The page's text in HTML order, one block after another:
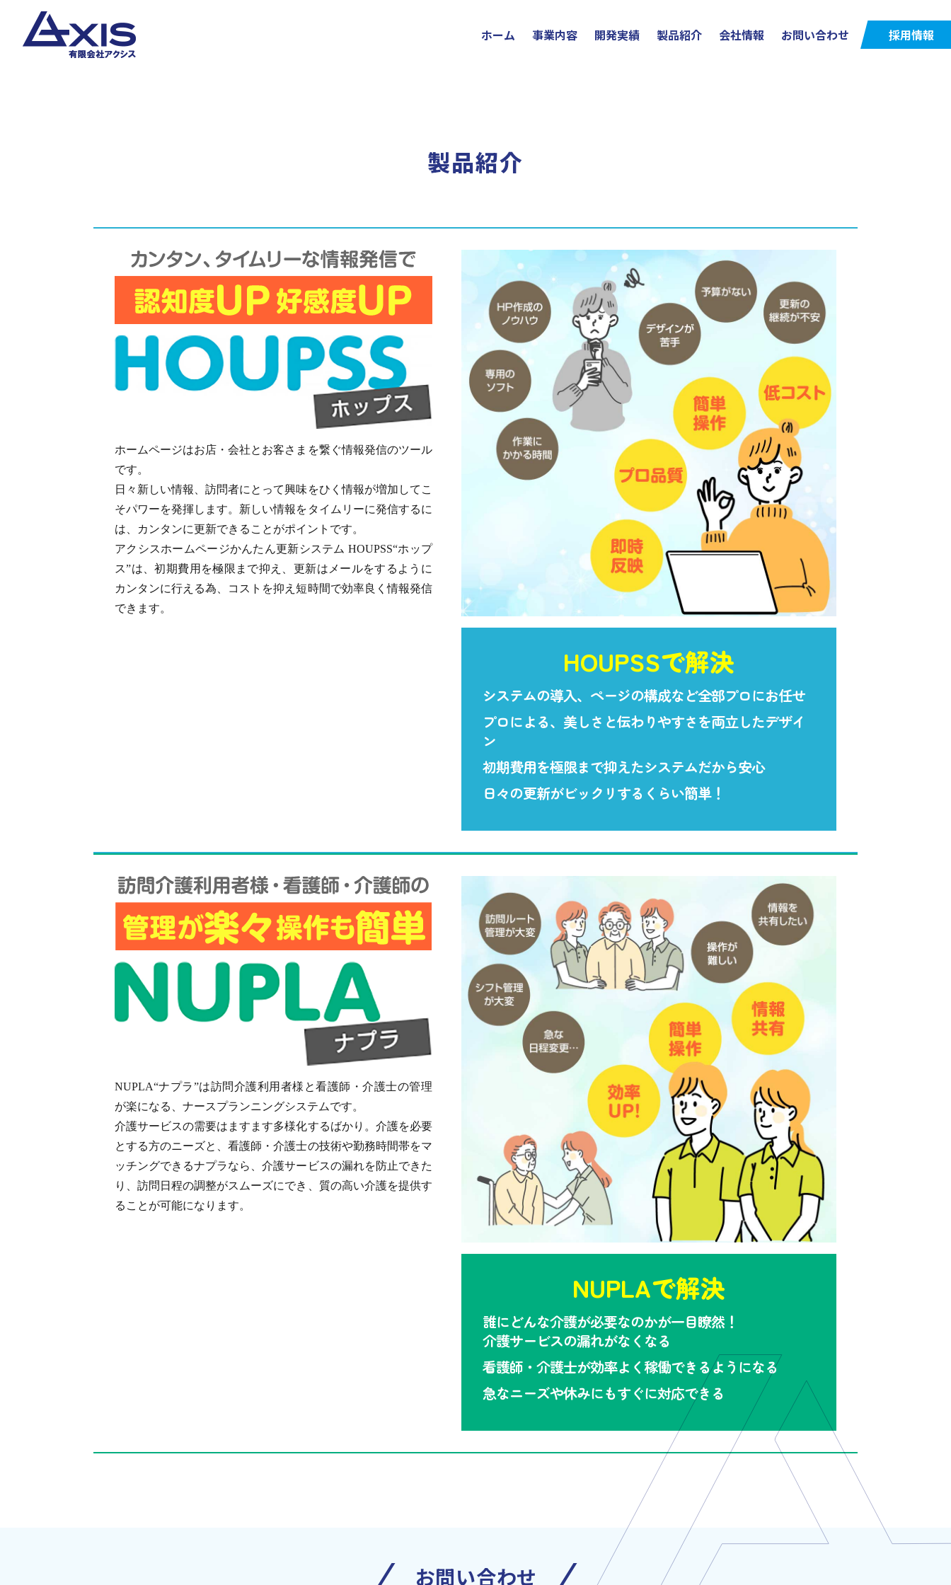
ホーム 事業内容 開発実績 製品紹介 会社情報 お問い合わせ 採用情報
製品紹介
ホームページはお店・会社とお客さまを繋ぐ情報発信のツール
です。
日々新しい情報、訪問者にとって興味をひく情報が増加してこ
そパワーを発揮します。新しい情報をタイムリーに発信するに
は、カンタンに更新できることがポイントです。
アクシスホームページかんたん更新システム HOUPSS“ホップ
ス”は、初期費用を極限まで抑え、更新はメールをするように
カンタンに行える為、コストを抑え短時間で効率良く情報発信
できます。
HOUPSSで解決
システムの導入、ページの構成など全部プロにお任せ
プロによる、美しさと伝わりやすさを両立したデザイ
ン
初期費用を極限まで抑えたシステムだから安心
日々の更新がビックリするくらい簡単！
NUPLA“ナプラ”は訪問介護利用者様と看護師・介護士の管理
が楽になる、ナースプランニングシステムです。
介護サービスの需要はますます多様化するばかり。介護を必要
とする方のニーズと、看護師・介護士の技術や勤務時間帯をマ
ッチングできるナプラなら、介護サービスの漏れを防止できた
り、訪問日程の調整がスムーズにでき、質の高い介護を提供す
ることが可能になります。
NUPLAで解決
誰にどんな介護が必要なのかが一目瞭然！
介護サービスの漏れがなくなる
看護師・介護士が効率よく稼働できるようになる
急なニーズや休みにもすぐに対応できる
お問い合わせ